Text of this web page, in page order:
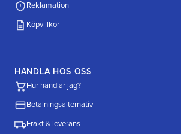
Reklamation
Köpvillkor
HANDLA HOS OSS
Hur handlar jag?
Betalningsalternativ
Frakt & leverans